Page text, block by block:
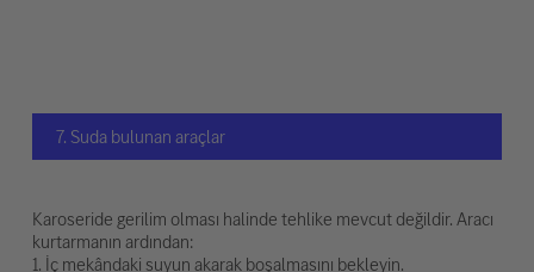
7. Suda bulunan araçlar
Karoseride gerilim olması halinde tehlike mevcut değildir. Aracı
kurtarmanın ardından:
1. İç mekândaki suyun akarak boşalmasını bekleyin.